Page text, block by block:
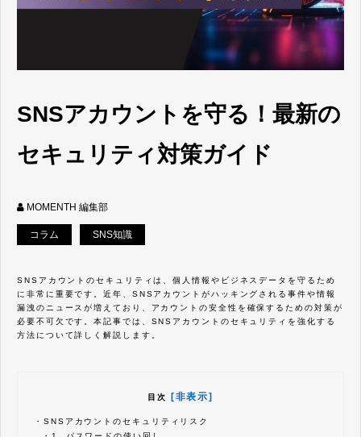
SNSアカウントを守る！最新の
セキュリティ対策ガイド
MOMENTH 編集部
コラム SNS知識
SNSアカウントのセキュリティは、個人情報やビジネスデータを守るため
に非常に重要です。近年、SNSアカウントがハッキングされる事件や情報
漏洩のニュースが増えており、アカウントの安全性を確保するための対策が
必要不可欠です。本記事では、SNSアカウントのセキュリティを強化する
方法について詳しく解説します。
目次 [非表示]
・ SNSアカウントのセキュリティリスク